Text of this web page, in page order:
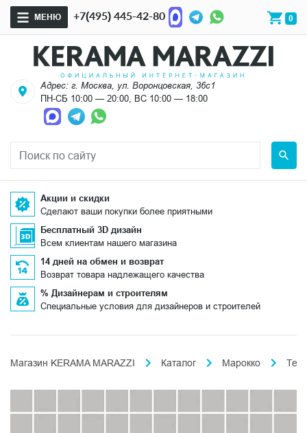
МЕНЮ +7(495) 445-42-80 0
Адрес: г. Москва, ул. Воронцовская, 36с1
ПН-СБ 10:00 — 20:00, ВС 10:00 — 18:00
Акции и скидки
Сделают ваши покупки более приятными
Бесплатный 3D дизайн
Всем клиентам нашего магазина
14 дней на обмен и возврат
Возврат товара надлежащего качества
% Дизайнерам и строителям
Специальные условия для дизайнеров и строителей
Магазин KERAMA MARAZZI Каталог Марокко